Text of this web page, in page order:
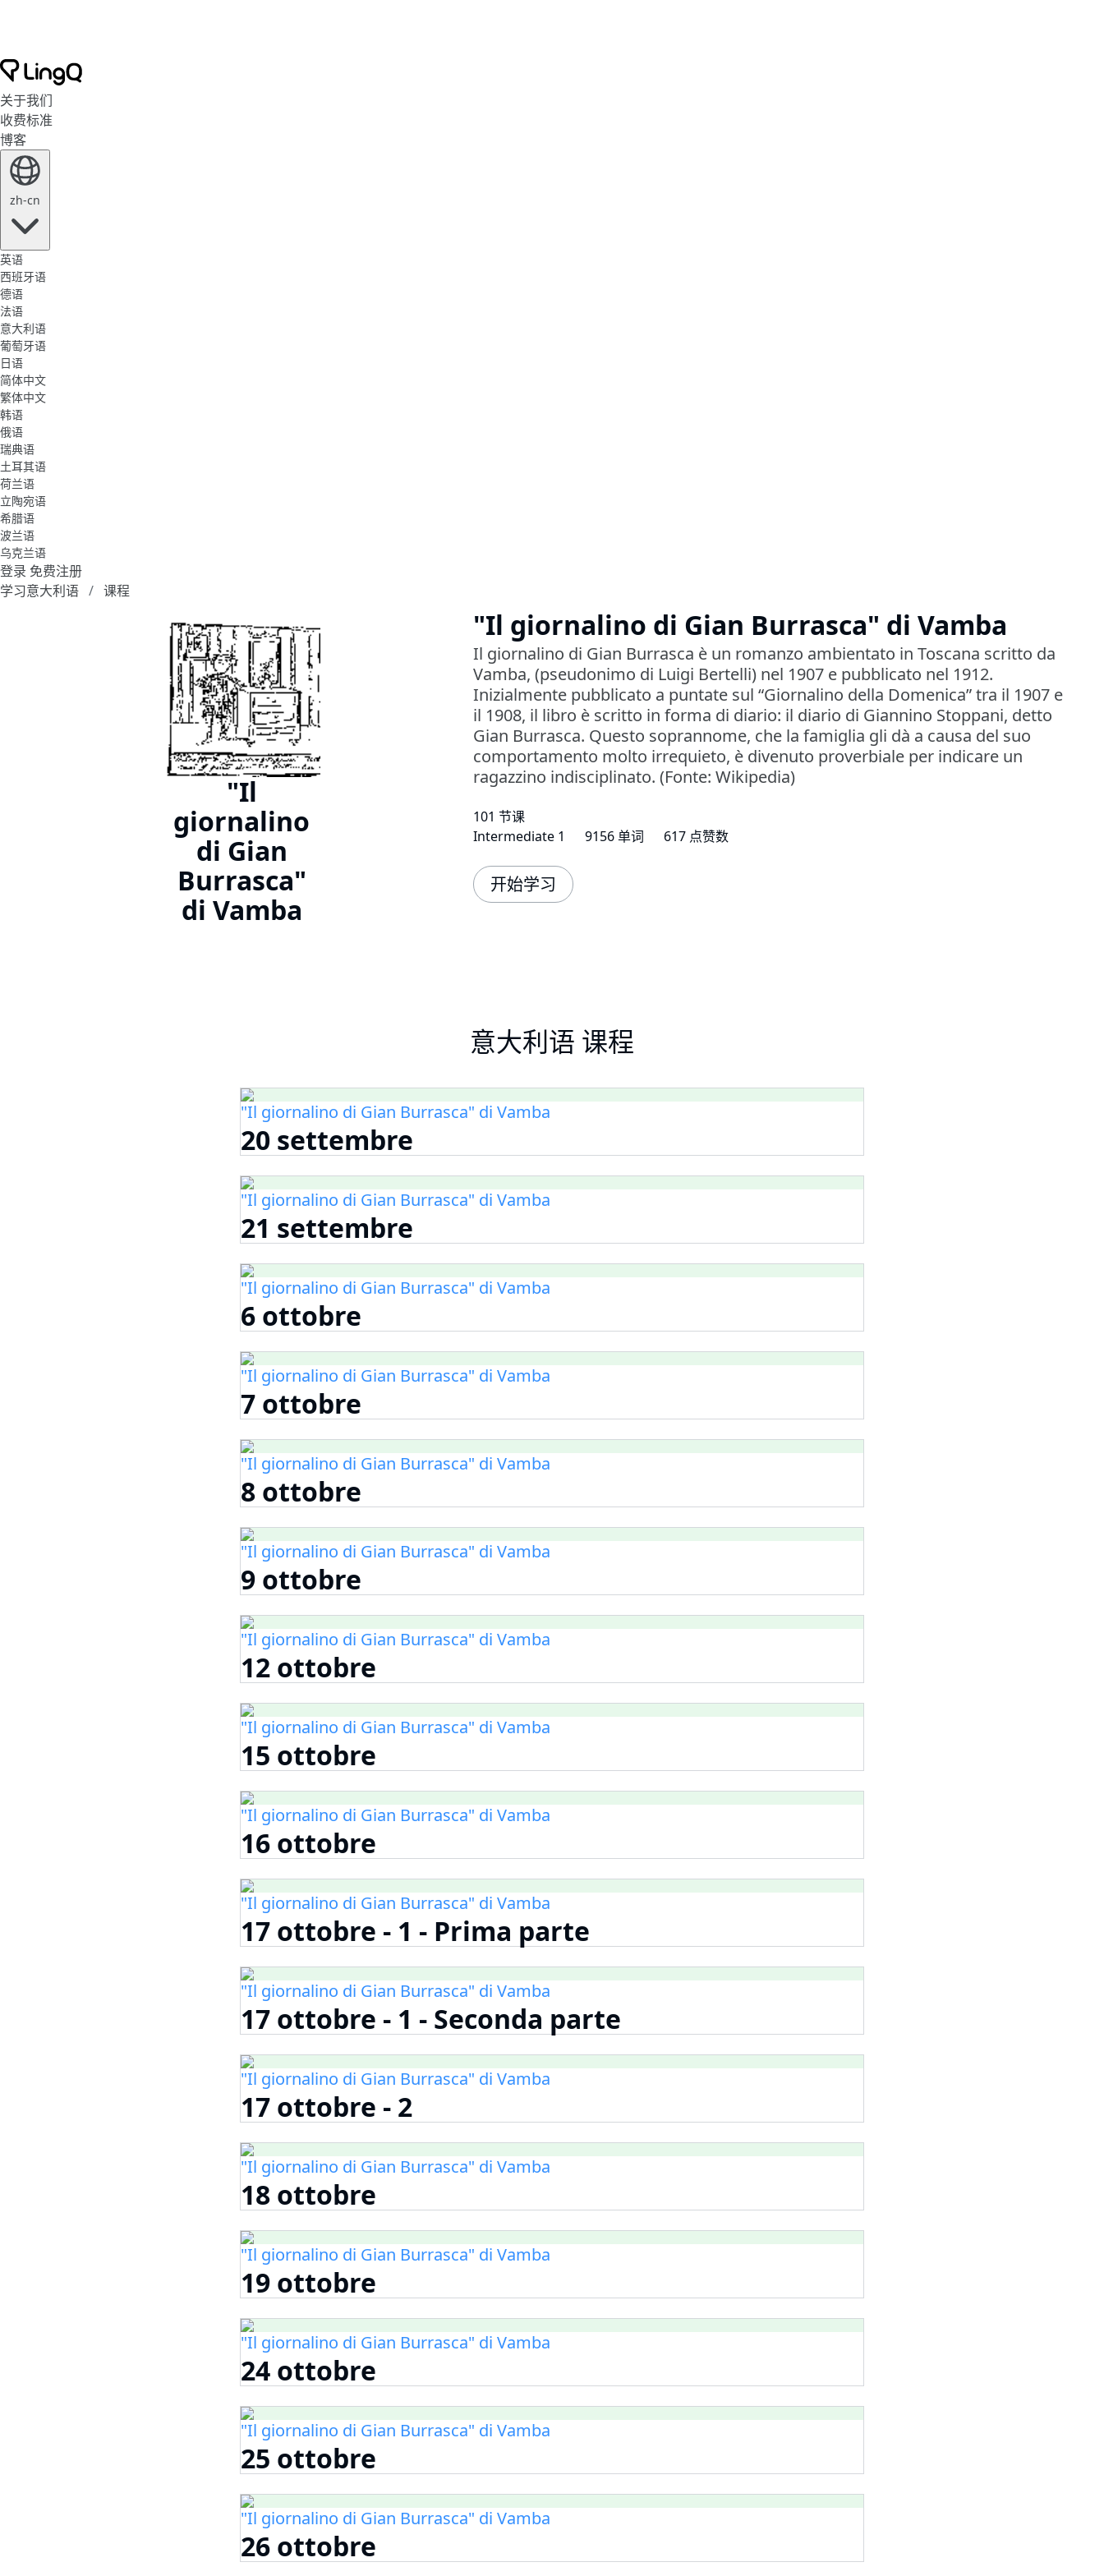
关于我们
收费标准
博客
zh-cn
英语
西班牙语
德语
法语
意大利语
葡萄牙语
日语
简体中文
繁体中文
韩语
俄语
瑞典语
土耳其语
荷兰语
立陶宛语
希腊语
波兰语
乌克兰语
登录 免费注册
学习意大利语
课程
"Il
giornalino
di Gian
Burrasca"
di Vamba
"Il giornalino di Gian Burrasca" di Vamba
Il giornalino di Gian Burrasca è un romanzo ambientato in Toscana scritto da
Vamba, (pseudonimo di Luigi Bertelli) nel 1907 e pubblicato nel 1912.
Inizialmente pubblicato a puntate sul “Giornalino della Domenica” tra il 1907 e
il 1908, il libro è scritto in forma di diario: il diario di Giannino Stoppani, detto
Gian Burrasca. Questo soprannome, che la famiglia gli dà a causa del suo
comportamento molto irrequieto, è divenuto proverbiale per indicare un
ragazzino indisciplinato. (Fonte: Wikipedia)
101 节课
Intermediate 1
9156 单词 617 点赞数
开始学习
意大利语 课程
"Il giornalino di Gian Burrasca" di Vamba
20 settembre
"Il giornalino di Gian Burrasca" di Vamba
21 settembre
"Il giornalino di Gian Burrasca" di Vamba
6 ottobre
"Il giornalino di Gian Burrasca" di Vamba
7 ottobre
"Il giornalino di Gian Burrasca" di Vamba
8 ottobre
"Il giornalino di Gian Burrasca" di Vamba
9 ottobre
"Il giornalino di Gian Burrasca" di Vamba
12 ottobre
"Il giornalino di Gian Burrasca" di Vamba
15 ottobre
"Il giornalino di Gian Burrasca" di Vamba
16 ottobre
"Il giornalino di Gian Burrasca" di Vamba
17 ottobre - 1 - Prima parte
"Il giornalino di Gian Burrasca" di Vamba
17 ottobre - 1 - Seconda parte
"Il giornalino di Gian Burrasca" di Vamba
17 ottobre - 2
"Il giornalino di Gian Burrasca" di Vamba
18 ottobre
"Il giornalino di Gian Burrasca" di Vamba
19 ottobre
"Il giornalino di Gian Burrasca" di Vamba
24 ottobre
"Il giornalino di Gian Burrasca" di Vamba
25 ottobre
"Il giornalino di Gian Burrasca" di Vamba
26 ottobre